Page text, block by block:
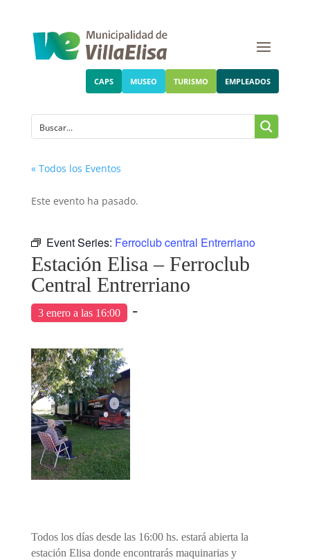
CAPS MUSEO TURISMO EMPLEADOS
« Todos los Eventos
Este evento ha pasado.
Event Series: Ferroclub central Entrerriano
Estación Elisa – Ferroclub
Central Entrerriano
3 enero a las 16:00 -
Todos los días desde las 16:00 hs. estará abierta la
estación Elisa donde encontrarás maquinarias y